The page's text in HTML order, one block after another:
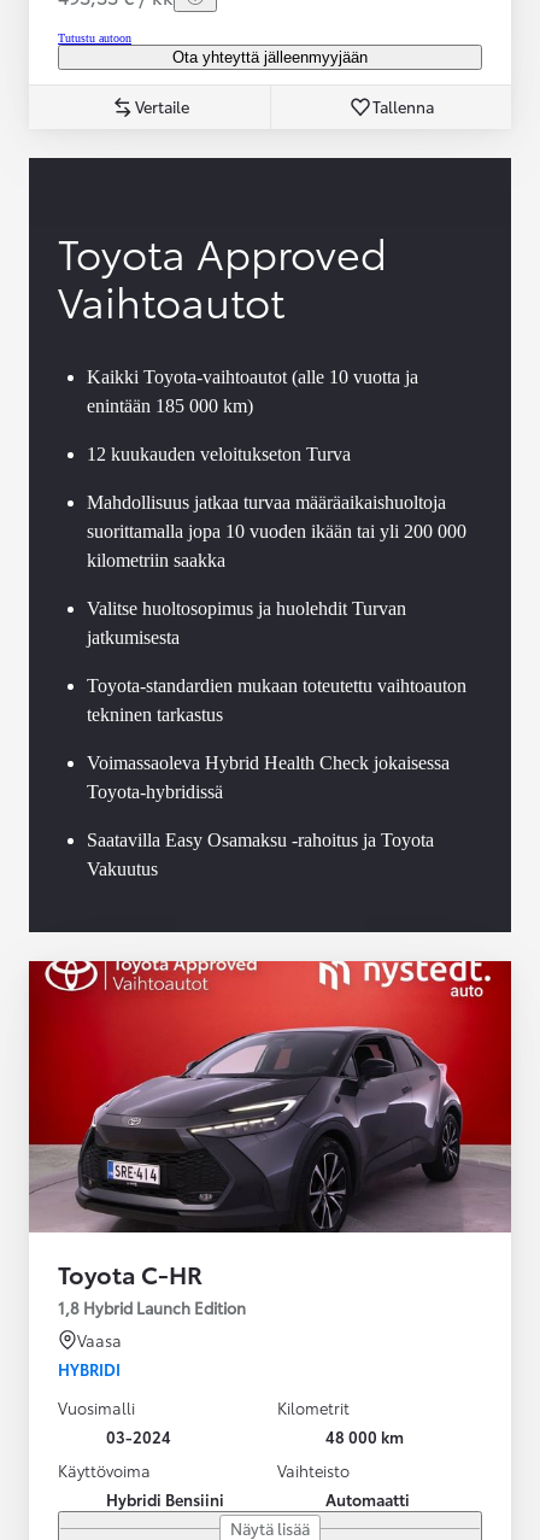
Tutustu autoon
Ota yhteyttä jälleenmyyjään
Vertaile Tallenna
Toyota Approved
Vaihtoautot
Kaikki Toyota-vaihtoautot (alle 10 vuotta ja
enintään 185 000 km)
12 kuukauden veloitukseton Turva
Mahdollisuus jatkaa turvaa määräaikaishuoltoja
suorittamalla jopa 10 vuoden ikään tai yli 200 000
kilometriin saakka
Valitse huoltosopimus ja huolehdit Turvan
jatkumisesta
Toyota-standardien mukaan toteutettu vaihtoauton
tekninen tarkastus
Voimassaoleva Hybrid Health Check jokaisessa
Toyota-hybridissä
Saatavilla Easy Osamaksu -rahoitus ja Toyota
Vakuutus
Toyota C-HR
1,8 Hybrid Launch Edition
Vaasa
HYBRIDI
Vuosimalli
03-2024
Kilometrit
48 000 km
Käyttövoima
Hybridi Bensiini
Vaihteisto
Automaatti
Näytä lisää